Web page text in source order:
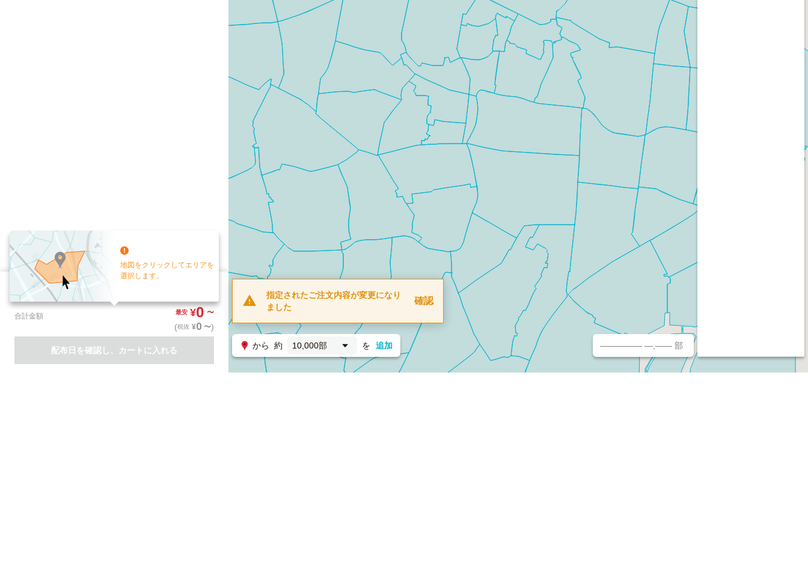
地図をクリックしてエリアを
選択します。
配布部数
お手元送付
合計金額 最安 ¥0 〜
(税抜 ¥0 〜)
配布日を確認し、カートに入れる
指定されたご注文内容が変更になり
ました
確認
から 約 10,000部 を 追加 ————— —,—— 部